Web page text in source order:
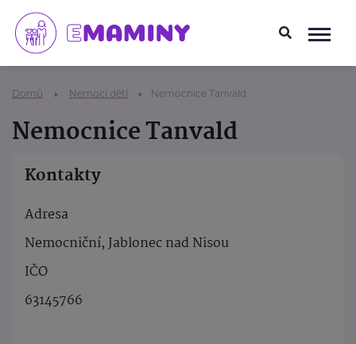
Domů Nemoci dětí Nemocnice Tanvald
Nemocnice Tanvald
Kontakty
Adresa
Nemocniční, Jablonec nad Nisou
IČO
63145766